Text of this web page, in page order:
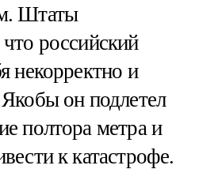
Штаты
российский
некорректно и
он подлетел
полтора метра и
к катастрофе.